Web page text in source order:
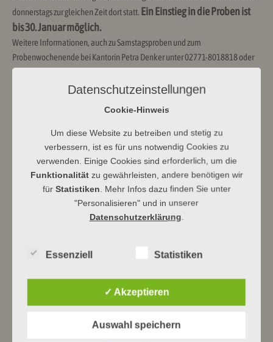
donnerstags zur gleichen Zeit dort statt. Ein Einstieg in die Proben ist
bis 30. Januar möglich.
Weitere Informationen, auch zu Samstagsproben und zum
Probenwochenende bei Kantorin Petra Denker unter 02771-8018818 oder
per E-Mail unter
#evangelischrundumdenwilhelmsturm #evangelischumdenwilhelmsturm
Ev Kirchengemeinde Dbg
Neueste Beiträge
Datenschutzeinstellungen
Cookie-Hinweis
Um diese Website zu betreiben und stetig zu
verbessern, ist es für uns notwendig Cookies zu
verwenden. Einige Cookies sind erforderlich, um die
Funktionalitätzu gewährleisten, andere benötigen wir
für Statistiken . Mehr Infos dazu finden Sie unter
"Personalisieren" und in unserer
Datenschutzerklärung
Essenziell Statistiken
✓ Akzeptieren
Auswahl speichern